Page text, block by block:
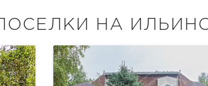
ПОСЕЛКИ НА